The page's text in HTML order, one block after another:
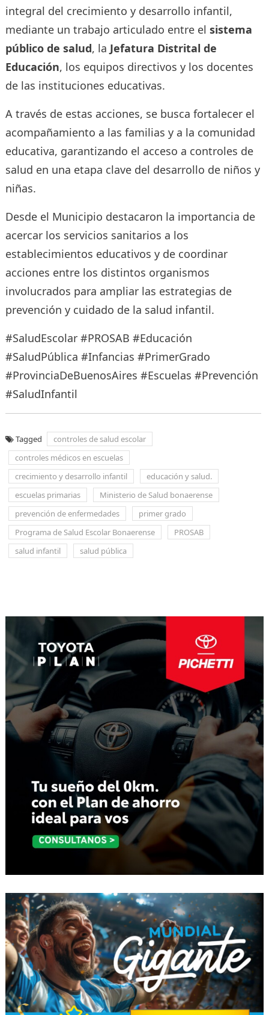
integral del crecimiento y desarrollo infantil,
mediante un trabajo articulado entre el sistema
público de salud, la Jefatura Distrital de
Educación, los equipos directivos y los docentes
de las instituciones educativas.
A través de estas acciones, se busca fortalecer el
acompañamiento a las familias y a la comunidad
educativa, garantizando el acceso a controles de
salud en una etapa clave del desarrollo de niños y
niñas.
Desde el Municipio destacaron la importancia de
acercar los servicios sanitarios a los
establecimientos educativos y de coordinar
acciones entre los distintos organismos
involucrados para ampliar las estrategias de
prevención y cuidado de la salud infantil.
#SaludEscolar #PROSAB #Educación
#SaludPública #Infancias #PrimerGrado
#ProvinciaDeBuenosAires #Escuelas #Prevención
#SaludInfantil
Tagged
controles de salud escolar
controles médicos en escuelas
crecimiento y desarrollo infantil
educación y salud.
escuelas primarias
Ministerio de Salud bonaerense
prevención de enfermedades
primer grado
Programa de Salud Escolar Bonaerense
PROSAB
salud infantil
salud pública
entradas